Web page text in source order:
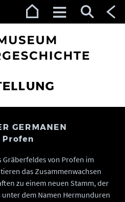
GERMANEN
Gräberfeldes von Profen im
das Zusammenwachsen
zu einem neuen Stamm, der
dem Namen Hermunduren